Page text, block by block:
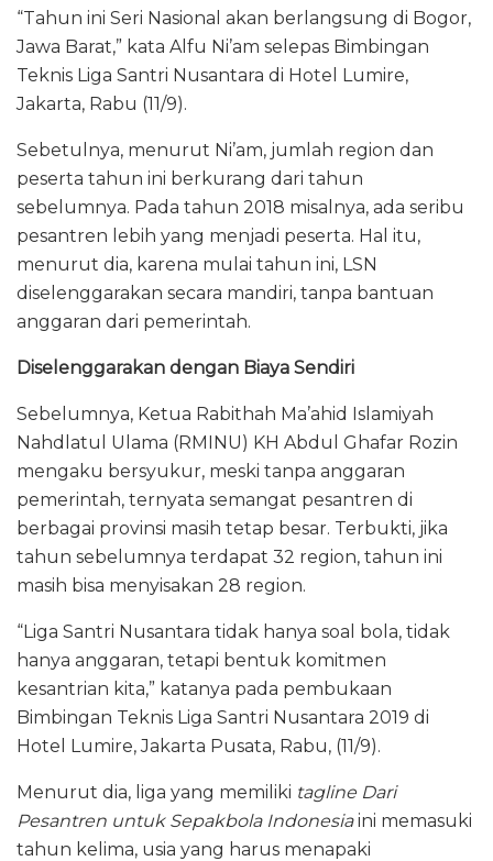
“Tahun ini Seri Nasional akan berlangsung di Bogor,
Jawa Barat,” kata Alfu Ni’am selepas Bimbingan
Teknis Liga Santri Nusantara di Hotel Lumire,
Jakarta, Rabu (11/9).
Sebetulnya, menurut Ni’am, jumlah region dan
peserta tahun ini berkurang dari tahun
sebelumnya. Pada tahun 2018 misalnya, ada seribu
pesantren lebih yang menjadi peserta. Hal itu,
menurut dia, karena mulai tahun ini, LSN
diselenggarakan secara mandiri, tanpa bantuan
anggaran dari pemerintah.
Diselenggarakan dengan Biaya Sendiri
Sebelumnya, Ketua Rabithah Ma’ahid Islamiyah
Nahdlatul Ulama (RMINU) KH Abdul Ghafar Rozin
mengaku bersyukur, meski tanpa anggaran
pemerintah, ternyata semangat pesantren di
berbagai provinsi masih tetap besar. Terbukti, jika
tahun sebelumnya terdapat 32 region, tahun ini
masih bisa menyisakan 28 region.
“Liga Santri Nusantara tidak hanya soal bola, tidak
hanya anggaran, tetapi bentuk komitmen
kesantrian kita,” katanya pada pembukaan
Bimbingan Teknis Liga Santri Nusantara 2019 di
Hotel Lumire, Jakarta Pusata, Rabu, (11/9).
Menurut dia, liga yang memiliki tagline Dari
Pesantren untuk Sepakbola Indonesiaini memasuki
tahun kelima, usia yang harus menapaki